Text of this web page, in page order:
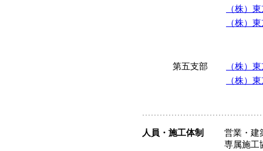
（株）
（株）
第五支部
（株）
（株）
人員・施工体制
営業・
専属施